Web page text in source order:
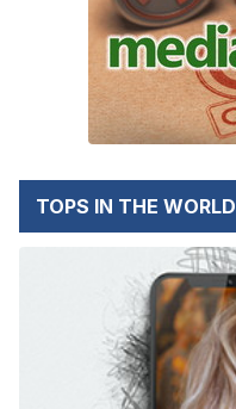
TOPS IN THE WORLD